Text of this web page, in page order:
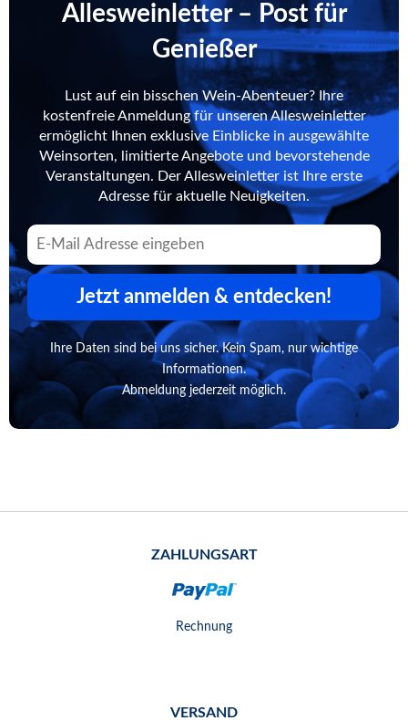
Allesweinletter – Post für
Genießer
Lust auf ein bisschen Wein-Abenteuer? Ihre
kostenfreie Anmeldung für unseren Allesweinletter
ermöglicht Ihnen exklusive Einblicke in ausgewählte
Weinsorten, limitierte Angebote und bevorstehende
Veranstaltungen. Der Allesweinletter ist Ihre erste
Adresse für aktuelle Neuigkeiten.
Jetzt anmelden & entdecken!
Ihre Daten sind bei uns sicher. Kein Spam, nur wichtige
Informationen.
Abmeldung jederzeit möglich.
ZAHLUNGSART
Rechnung
VERSAND